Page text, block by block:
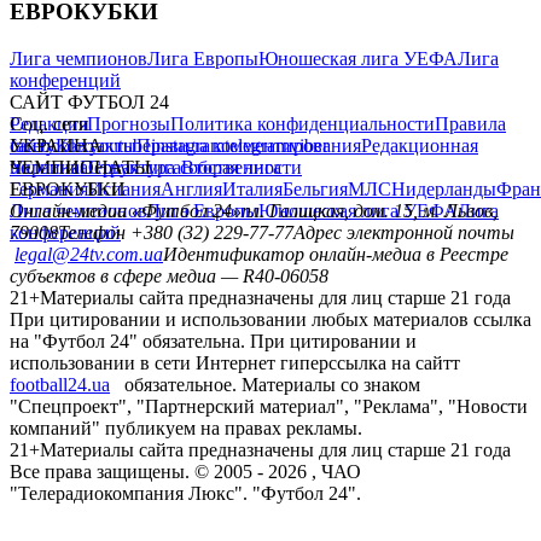
ЕВРОКУБКИ
Лига чемпионовЛига ЕвропыЮношеская лига УЕФАЛига
конференций
САЙТ ФУТБОЛ 24
РедакцияПрогнозыПолитика конфиденциальностиПравила
сайтуКонтактыПравила комментированияРедакционная
политикаСтруктура собственности
Соц. сети
facebookxyoutubeinstagramtelegramviber
УКРАИНА
УкраинаПервая лигаВторая лига
ЧЕМПИОНАТЫ
ГерманияИспанияАнглияИталияБельгияМЛСНидерланды
ЕВРОКУБКИ
Лига чемпионовЛига ЕвропыЮношеская лига УЕФАЛига
конференций
Онлайн-медиа «Футбол 24»пл. Галицкая, дом. 15, м. Львов,
79008Телефон +380 (32) 229-77-77Адрес электронной почты
legal@24tv.com.uaИдентификатор онлайн-медиа в Реестре
субъектов в сфере медиа — R40-06058
21+Материалы сайта предназначены для лиц старше 21 года
При цитировании и использовании любых материалов ссылка
на "Футбол 24" обязательна. При цитировании и
использовании в сети Интернет гиперссылка на сайтт
football24.ua
обязательное. Материалы со знаком
"Спецпроект", "Партнерский материал", "Реклама", "Новости
компаний" публикуем на правах рекламы.
21+Материалы сайта предназначены для лиц старше 21 года
Все права защищены. © 2005 - 2026 , ЧАО
"Телерадиокомпания Люкс". "Футбол 24".